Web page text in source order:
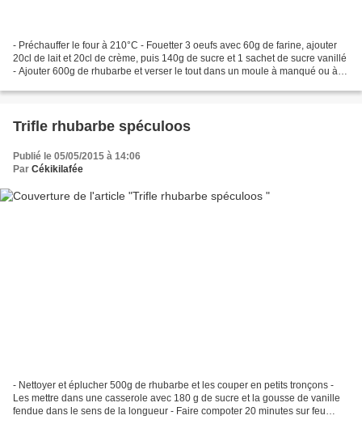
- Préchauffer le four à 210°C - Fouetter 3 oeufs avec 60g de farine, ajouter
20cl de lait et 20cl de crème, puis 140g de sucre et 1 sachet de sucre vanillé
- Ajouter 600g de rhubarbe et verser le tout dans un moule à manqué ou à
Trifle rhubarbe spéculoos
Publié le 05/05/2015 à 14:06
Par Cékikilafée
- Nettoyer et éplucher 500g de rhubarbe et les couper en petits tronçons -
Les mettre dans une casserole avec 180 g de sucre et la gousse de vanille
fendue dans le sens de la longueur - Faire compoter 20 minutes sur feu